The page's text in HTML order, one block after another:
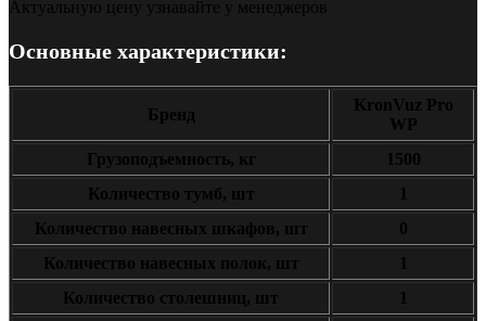
Актуальную цену узнавайте у менеджеров
Основные характеристики:
Бренд
KronVuz Pro
WP
Грузоподъемность, кг
1500
Количество тумб, шт
1
Количество навесных шкафов, шт
0
Количество навесных полок, шт
1
Количество столешниц, шт
1